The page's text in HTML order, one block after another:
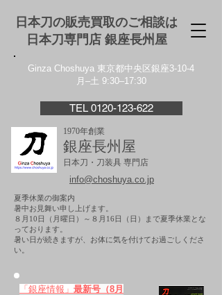
日本刀の販売買取のご相談は
日本刀専門店 銀座⻑州屋
Ginza Choshuya 東京都中央区銀座3-10-4
月–土 9:30–17:30
TEL 0120-123-622
1970年創業
銀座長州屋
日本刀・刀装具 専門店
info@choshuya.co.jp
夏季休業の御案内
暑中お見舞い申し上げます。
８月10日（月曜日）～８月16日（日）まで夏季休業とな
っております。
​暑い日が続きますが、お体に気を付けてお過ごしくださ
い。
「銀座情報」 最新号（8月